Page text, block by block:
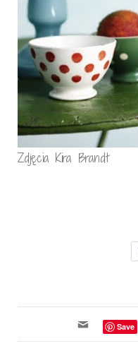
Zdjęcia Kira Brandt
Save